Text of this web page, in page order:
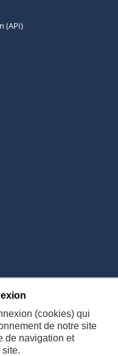
(cookies) qui
de notre site
de navigation et
site.
(API)
Consignes de sécurité